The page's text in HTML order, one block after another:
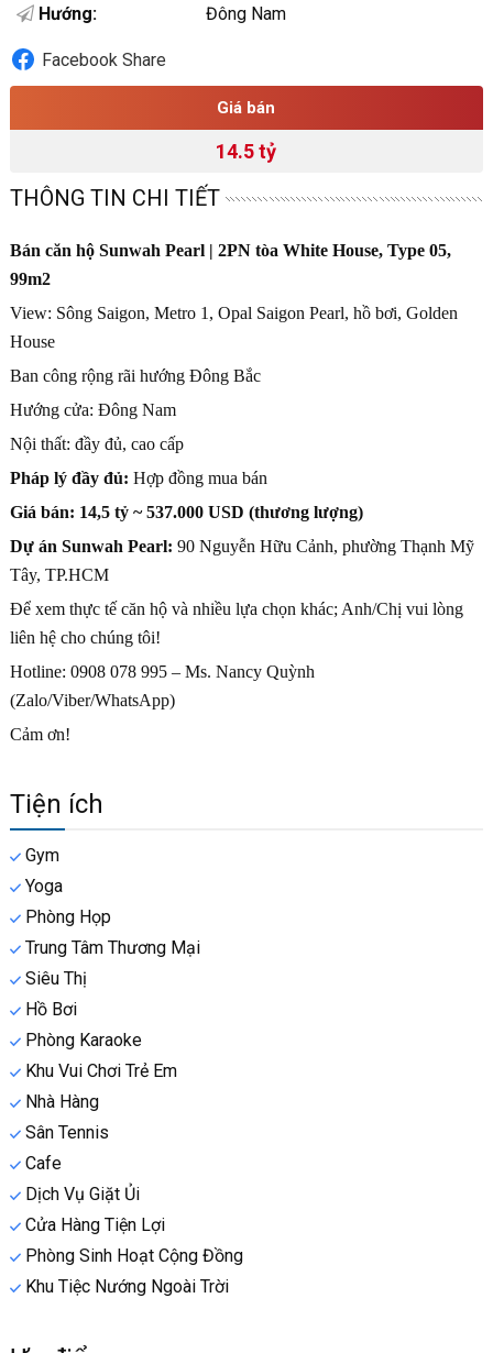
Hướng: Đông Nam
Facebook Share
Giá bán
14.5 tỷ
THÔNG TIN CHI TIẾT
Bán căn hộ Sunwah Pearl | 2PN tòa White House, Type 05,
99m2
View: Sông Saigon, Metro 1, Opal Saigon Pearl, hồ bơi, Golden
House
Ban công rộng rãi hướng Đông Bắc
Hướng cửa: Đông Nam
Nội thất: đầy đủ, cao cấp
Pháp lý đầy đủ: Hợp đồng mua bán
Giá bán: 14,5 tỷ ~ 537.000 USD (thương lượng)
Dự án Sunwah Pearl: 90 Nguyễn Hữu Cảnh, phường Thạnh Mỹ
Tây, TP.HCM
Để xem thực tế căn hộ và nhiều lựa chọn khác; Anh/Chị vui lòng
liên hệ cho chúng tôi!
Hotline: 0908 078 995 – Ms. Nancy Quỳnh
(Zalo/Viber/WhatsApp)
Cảm ơn!
Tiện ích
Gym
Yoga
Phòng Họp
Trung Tâm Thương Mại
Siêu Thị
Hồ Bơi
Phòng Karaoke
Khu Vui Chơi Trẻ Em
Nhà Hàng
Sân Tennis
Cafe
Dịch Vụ Giặt Ủi
Cửa Hàng Tiện Lợi
Phòng Sinh Hoạt Cộng Đồng
Khu Tiệc Nướng Ngoài Trời